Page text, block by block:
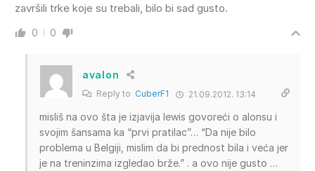
završili trke koje su trebali, bilo bi sad gusto.
0 0
avalon
Reply to CuberF1 21.09.2012. 13:14
misliš na ovo šta je izjavija lewis govoreći o alonsu i
svojim šansama ka “prvi pratilac”… “Da nije bilo
problema u Belgiji, mislim da bi prednost bila i veća jer
je na treninzima izgledao brže.” . a ovo nije gusto …